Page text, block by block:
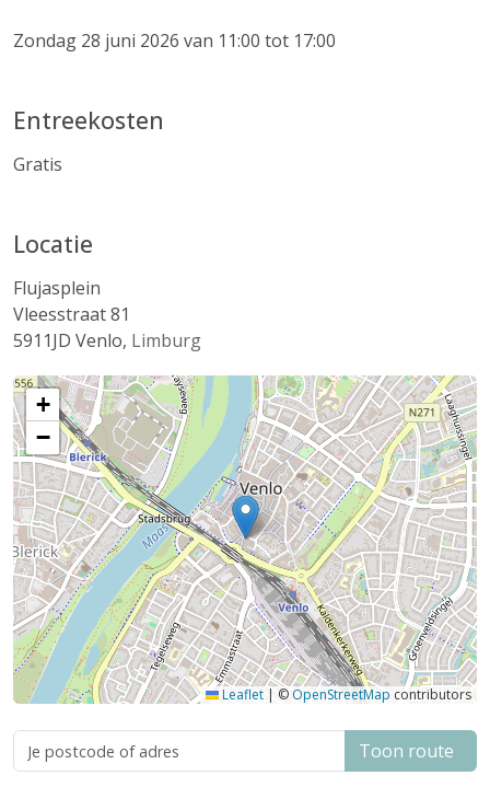
Zondag 28 juni 2026 van 11:00 tot 17:00
Entreekosten
Gratis
Locatie
Flujasplein
Vleesstraat 81
5911JD Venlo, Limburg
+
−
Leaflet | ©OpenStreetMap contributors
Toon route